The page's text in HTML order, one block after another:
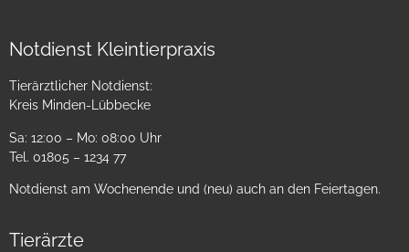
Notdienst Kleintierpraxis
Tierärztlicher Notdienst:
Kreis Minden-Lübbecke
Sa: 12:00 – Mo: 08:00 Uhr
Tel. 01805 – 1234 77
Notdienst am Wochenende und (neu) auch an den Feiertagen.
Tierärzte